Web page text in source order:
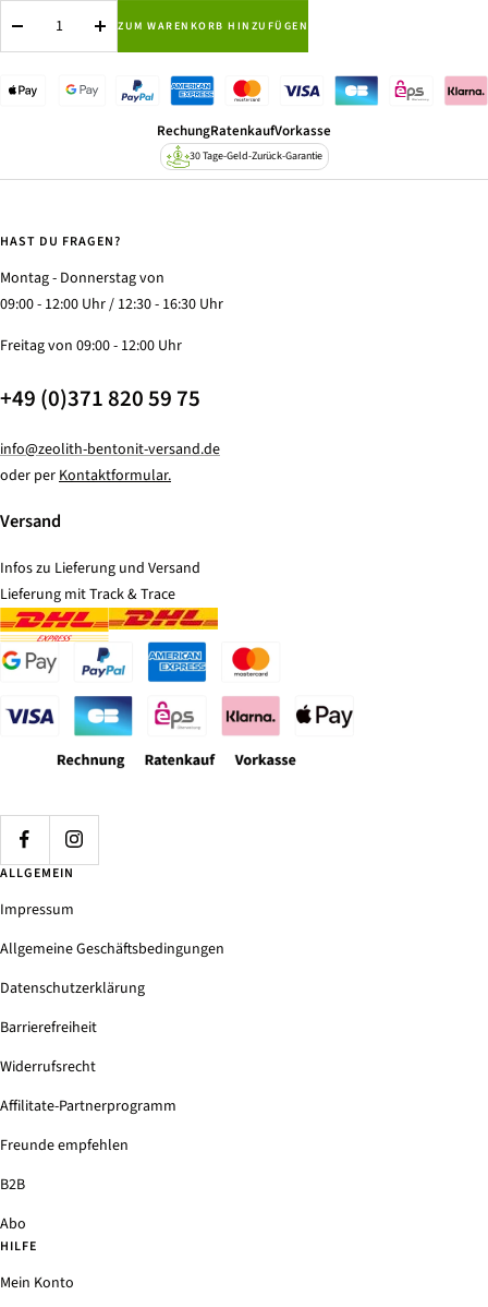
Menge
Menge
ZUM WARENKORB HINZUFÜGEN
RechungRatenkaufVorkasse
30 Tage-Geld-Zurück-Garantie
HAST DU FRAGEN?
Montag - Donnerstag von
09:00 - 12:00 Uhr / 12:30 - 16:30 Uhr
Freitag von 09:00 - 12:00 Uhr
+49 (0)371 820 59 75
info@zeolith-bentonit-versand.de
oder perKontaktformular.
Versand
Infos zu Lieferung und Versand
Lieferung mit Track & Trace
ALLGEMEIN
Impressum
Allgemeine Geschäftsbedingungen
Datenschutzerklärung
Barrierefreiheit
Widerrufsrecht
Affilitate-Partnerprogramm
Freunde empfehlen
B2B
Abo
HILFE
Mein Konto